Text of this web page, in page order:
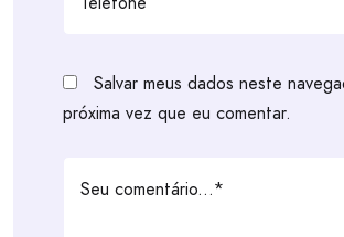
Salvar meus dados neste
próxima vez que eu comentar.